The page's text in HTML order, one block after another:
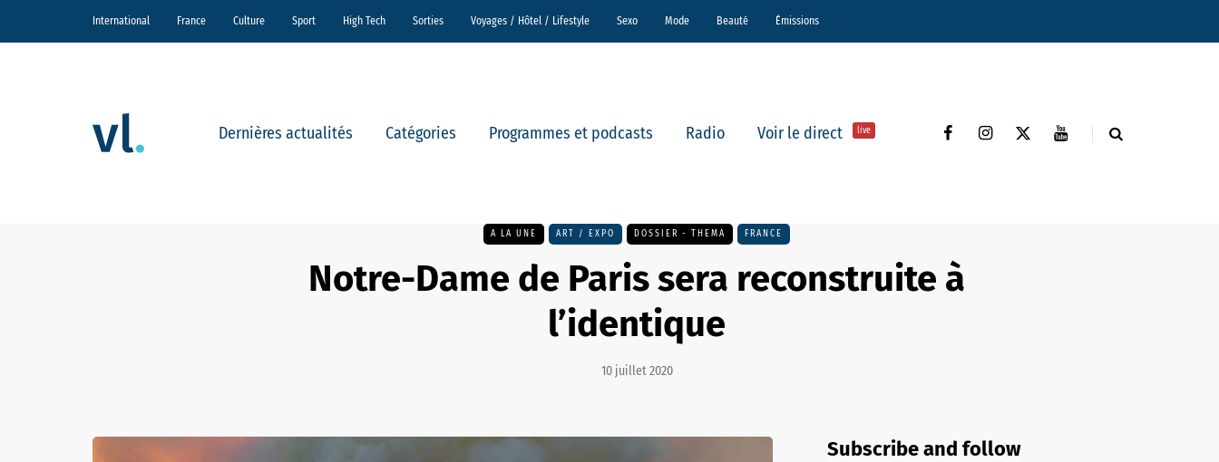
International France Culture Sport High Tech Sorties Voyages / Hôtel / Lifestyle Sexo Mode Beauté Émissions
Dernières actualités Catégories Programmes et podcasts Radio Voir le direct live
A LA UNE ART / EXPO DOSSIER - THEMA FRANCE
Notre-Dame de Paris sera reconstruite à
l’identique
10 juillet 2020
Subscribe and follow